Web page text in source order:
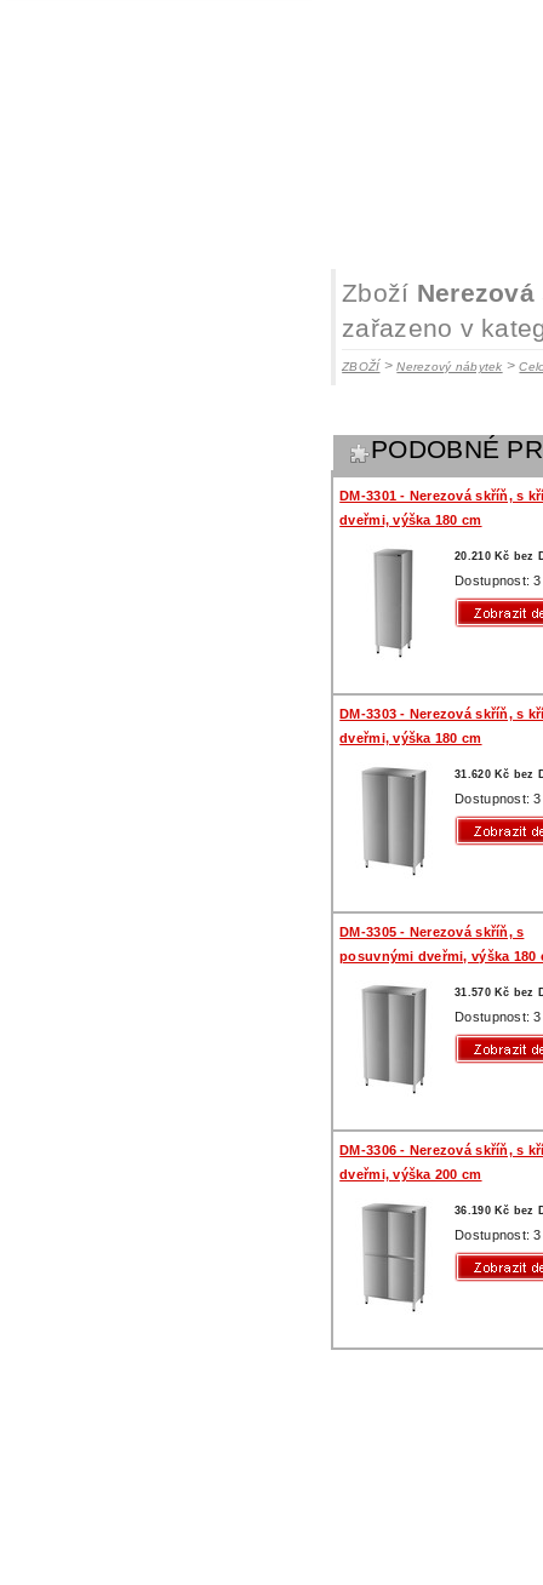
Zboží
zařazeno v
ZBOŽÍ>Nerezový nábytek >
PODOBNÉ
DM-3301 - Nerezová skříň, s
dveřmi, výška 180 cm
20.210 Kč bez
Dostupnost:
DM-3303 - Nerezová skříň, s
dveřmi, výška 180 cm
31.620 Kč bez
Dostupnost:
DM-3305 - Nerezová skříň, s
posuvnými dveřmi, výška 180
31.570 Kč bez
Dostupnost:
DM-3306 - Nerezová skříň, s
dveřmi, výška 200 cm
36.190 Kč bez
Dostupnost: